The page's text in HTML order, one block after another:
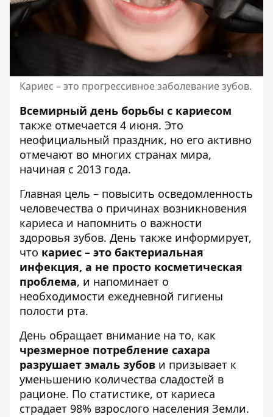
Кариес – это прогрессивное заболевание зубов.
Всемирный день борьбы с кариесом
также отмечается 4 июня. Это
неофициальный праздник, но его активно
отмечают во многих странах мира,
начиная с 2013 года.
Главная цель – повысить осведомленность
человечества о причинах возникновения
кариеса и напомнить о важности
здоровья зубов. День также информирует,
что кариес – это бактериальная
инфекция, а не просто косметическая
проблема, и напоминает о
необходимости ежедневной гигиены
полости рта.
День обращает внимание на то, как
чрезмерное потребление сахара
разрушает эмаль зубов и призывает к
уменьшению количества сладостей в
рационе. По статистике, от кариеса
страдает 98% взрослого населения Земли.